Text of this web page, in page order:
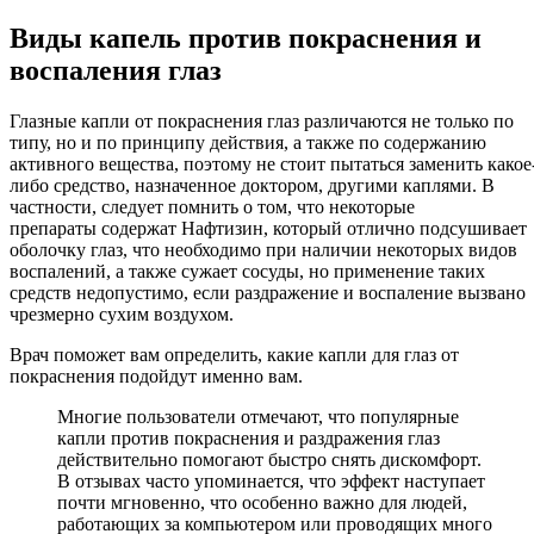
Виды капель против покраснения и
воспаления глаз
Глазные капли от покраснения глаз различаются не только по
типу, но и по принципу действия, а также по содержанию
активного вещества, поэтому не стоит пытаться заменить
либо средство, назначенное доктором, другими каплями. В
частности, следует помнить о том, что некоторые
препараты содержат Нафтизин, который отлично подсушивает
оболочку глаз, что необходимо при наличии некоторых видов
воспалений, а также сужает сосуды, но применение таких
средств недопустимо, если раздражение и воспаление вызвано
чрезмерно сухим воздухом.
Врач поможет вам определить, какие капли для глаз от
покраснения подойдут именно вам.
Многие пользователи отмечают, что популярные
капли против покраснения и раздражения глаз
действительно помогают быстро снять дискомфорт.
В отзывах часто упоминается, что эффект наступает
почти мгновенно, что особенно важно для людей,
работающих за компьютером или проводящих много